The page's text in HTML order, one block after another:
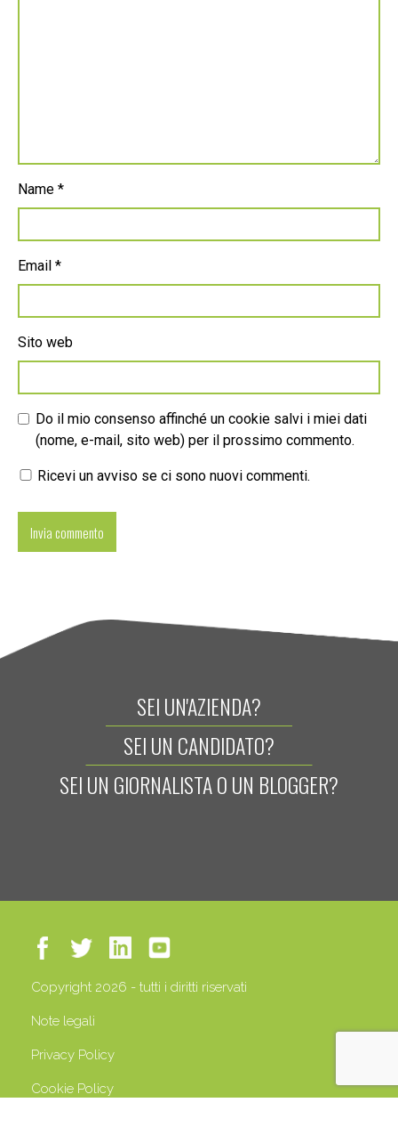
Name *
Email *
Sito web
Do il mio consenso affinché un cookie salvi i miei dati
(nome, e-mail, sito web) per il prossimo commento.
Ricevi un avviso se ci sono nuovi commenti.
SEI UN'AZIENDA?
SEI UN CANDIDATO?
SEI UN GIORNALISTA O UN BLOGGER?
Copyright 2026 - tutti i diritti riservati
Note legali
Privacy Policy
Cookie Policy